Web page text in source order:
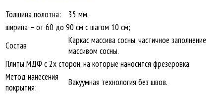
Толщина полотна:
35 мм.
ширина – от 60 до 90 см с шагом 10 см;
Состав
Каркас массива сосны, частичное заполнение
массивом сосны.
Плиты МДФ с 2х сторон, на которые наносится фрезеровка
Метод нанесения
покрытия:
Вакуумная технология без швов.